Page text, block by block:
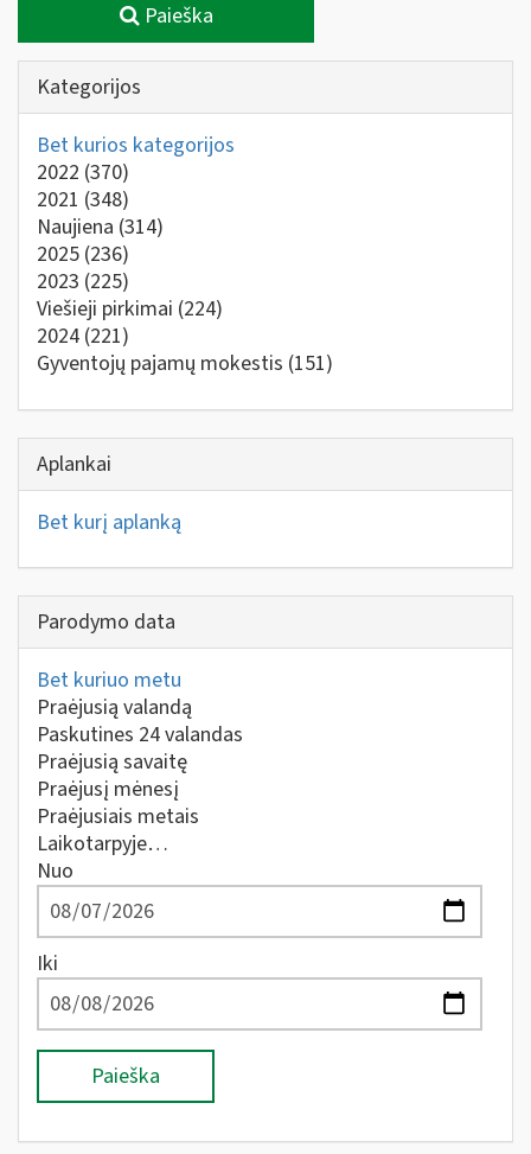
Paieška
Kategorijos
Bet kurios kategorijos
2022 (370)
2021 (348)
Naujiena (314)
2025 (236)
2023 (225)
Viešieji pirkimai (224)
2024 (221)
Gyventojų pajamų mokestis (151)
Aplankai
Bet kurį aplanką
Parodymo data
Bet kuriuo metu
Praėjusią valandą
Paskutines 24 valandas
Praėjusią savaitę
Praėjusį mėnesį
Praėjusiais metais
Laikotarpyje…
Nuo
Iki
Paieška